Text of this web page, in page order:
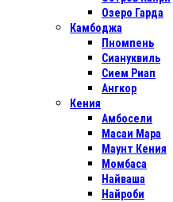
Озеро Гарда
Камбоджа
Пномпень
Сиануквиль
Сием Риап
Ангкор
Кения
Амбосели
Масаи Мара
Маунт Кения
Момбаса
Найваша
Найроби